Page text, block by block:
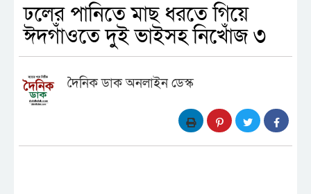
ঢলের পানিতে মাছ ধরতে গিয়ে
ঈদগাঁওতে দুই ভাইসহ নিখোঁজ ৩
দৈনিক ডাক অনলাইন ডেস্ক